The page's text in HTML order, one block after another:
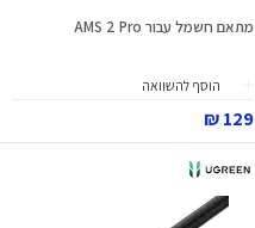
מתאם חשמל עבור AMS 2 Pro
הוסף להשוואה
129 ₪